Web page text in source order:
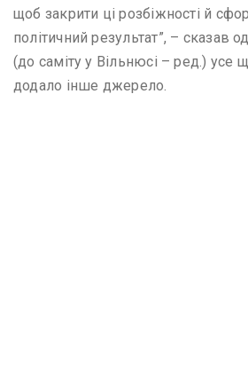
щоб закрити ці розбіжності й
політичний результат”, – сказав
(до саміту у Вільнюсі – ред.) усе
додало інше джерело.